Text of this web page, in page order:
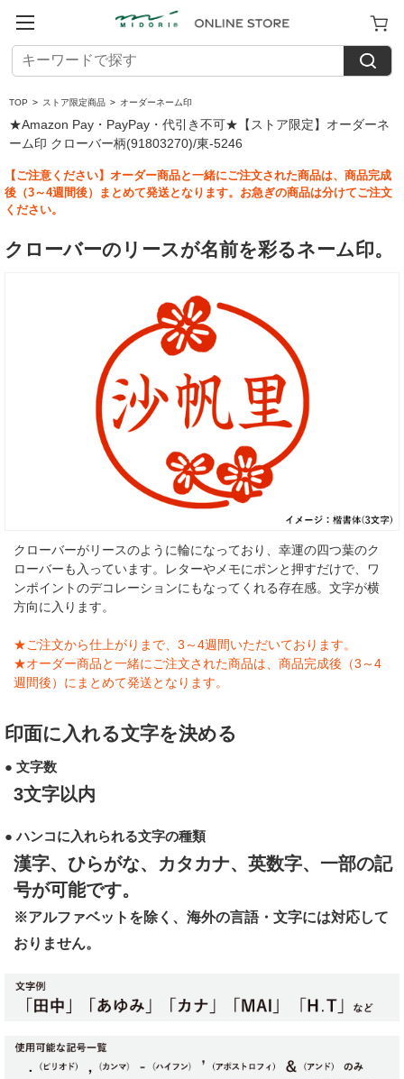
TOP > ストア限定商品 > オーダーネーム印
★Amazon Pay・PayPay・代引き不可★【ストア限定】オーダーネ
ーム印 クローバー柄(91803270)/東-5246
【ご注意ください】オーダー商品と一緒にご注文された商品は、商品完成
後（3～4週間後）まとめて発送となります。お急ぎの商品は分けてご注文
ください。
クローバーのリースが名前を彩るネーム印。
クローバーがリースのように輪になっており、幸運の四つ葉のク
ローバーも入っています。レターやメモにポンと押すだけで、ワ
ンポイントのデコレーションにもなってくれる存在感。文字が横
方向に入ります。
★ご注文から仕上がりまで、3～4週間いただいております。
★オーダー商品と一緒にご注文された商品は、商品完成後（3～4
週間後）にまとめて発送となります。
印面に入れる文字を決める
● 文字数
3文字以内
● ハンコに入れられる文字の種類
漢字、ひらがな、カタカナ、英数字、一部の記
号が可能です。
※アルファベットを除く、海外の言語・文字には対応して
おりません。